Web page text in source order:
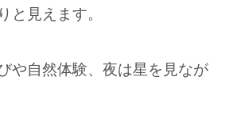
と見えます。
や自然体験、夜は星を見なが